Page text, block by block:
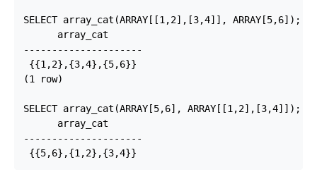
SELECT array_cat(ARRAY[[1,2],[3,4]], ARRAY[5,6]);
      array_cat
---------------------
{{1,2},{3,4},{5,6}}
(1 row)
SELECT array_cat(ARRAY[5,6], ARRAY[[1,2],[3,4]]);
      array_cat
---------------------
{{5,6},{1,2},{3,4}}